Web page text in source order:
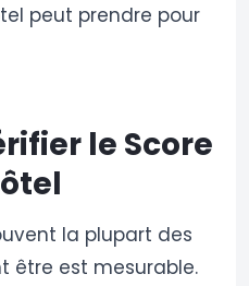
peut prendre pour
le Score
la plupart des
être est mesurable.